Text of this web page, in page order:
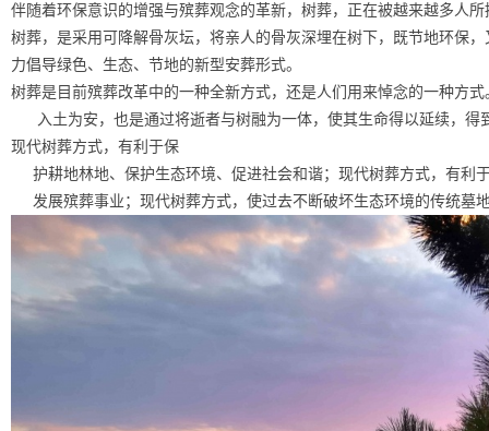
伴随着环保意识的增强与殡葬观念的革新，树葬，正在被越来越多人所
树葬，是采用可降解骨灰坛，将亲人的骨灰深埋在树下，既节地环保
力倡导绿色、生态、节地的新型安葬形式。
树葬是目前殡葬改革中的一种全新方式，还是人们用来悼念的一种方
入土为安，也是通过将逝者与树融为一体，使其生命得以延续，得
现代树葬方式，有利于保
护耕地林地、保护生态环境、促进社会和谐；现代树葬方式，有利
发展殡葬事业；现代树葬方式，使过去不断破坏生态环境的传统墓